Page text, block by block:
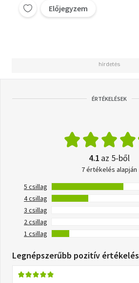
Előjegyzem
ÉRTÉKELÉSEK
4.1 az 5-ből
7 értékelés alapján
5 csillag
4 csillag
3 csillag
2 csillag
1 csillag
Legnépszerűbb pozitív értékelés